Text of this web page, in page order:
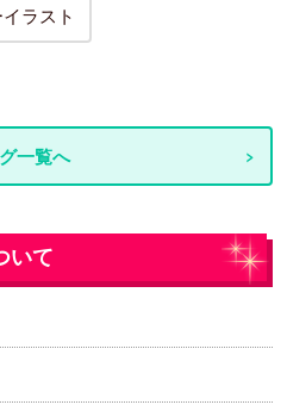
ラスト
一覧へ
いて